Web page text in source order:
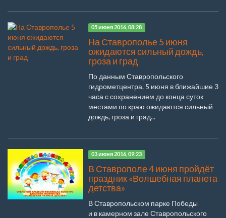
05 июня 2016, 08:28
На Ставрополье 5 июня
ожидаются сильный дождь,
гроза и град
По данным Ставропольского
гидрометцентра, 5 июня в ближайшие 3
часа с сохранением до конца суток
местами по краю ожидаются сильный
дождь, гроза и град...
03 июня 2016, 09:23
В Ставрополе 4 июня пройдёт
праздник «Волшебная планета
детства»
В Ставропольском парке Победы
и в камерном зале Ставропольского